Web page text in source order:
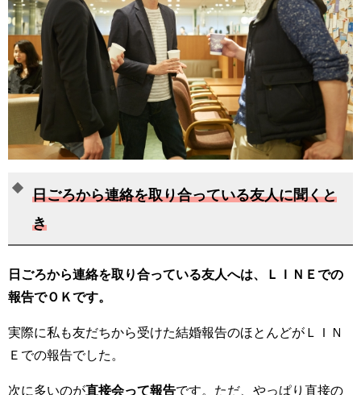
日ごろから連絡を取り合っている友人に聞くと
き
日ごろから連絡を取り合っている友人へは、ＬＩＮＥでの
報告でＯＫです。
実際に私も友だちから受けた結婚報告のほとんどがＬＩＮ
Ｅでの報告でした。
次に多いのが直接会って報告です。ただ、やっぱり直接の